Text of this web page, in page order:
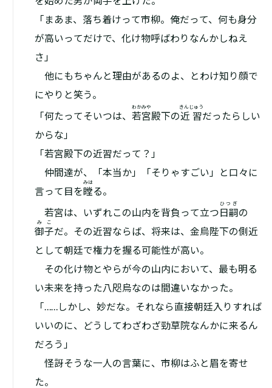
「まあま、落ち着けって市柳。俺だって、何も身分
が高いってだけで、化け物呼ばわりなんかしねえ
さ」
他にもちゃんと理由があるのよ、とわけ知り顔で
にやりと笑う。
「何たってそいつは、 若宮
わかみや
殿下の近習
きんじゅう
だったらしい
からな」
「若宮殿下の近習だって？」
仲間達が、「本当か」「そりゃすごい」と口々に
言って目を瞠
みは
る。
若宮は、いずれこの山内を背負って立つ日嗣
ひつぎ
の
御子
みこ
だ。その近習ならば、将来は、金烏陛下の側近
として朝廷で権力を握る可能性が高い。
その化け物とやらが今の山内において、最も明る
い未来を持った八咫烏なのは間違いなかった。
「……しかし、妙だな。それなら直接朝廷入りすれば
いいのに、どうしてわざわざ勁草院なんかに来るん
だろう」
怪訝そうな一人の言葉に、市柳はふと眉を寄せ
た。